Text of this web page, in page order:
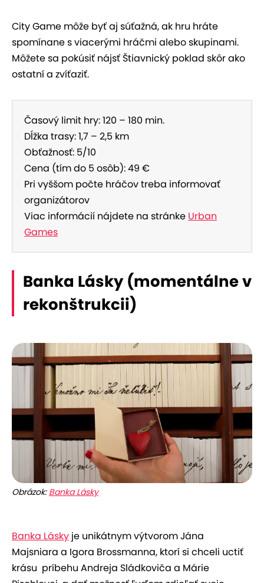
City Game môže byť aj súťažná, ak hru hráte
spomínane s viacerými hráčmi alebo skupinami.
Môžete sa pokúsiť nájsť Štiavnický poklad skôr ako
ostatní a zvíťaziť.
Časový limit hry: 120 – 180 min.
Dĺžka trasy: 1,7 – 2,5 km
Obťažnosť: 5/10
Cena (tím do 5 osôb): 49 €
Pri vyššom počte hráčov treba informovať
organizátorov
Viac informácií nájdete na stránke Urban
Games
Banka Lásky (momentálne v
rekonštrukcii)
Obrázok: Banka Lásky
Banka Lásky je unikátnym výtvorom Jána
Majsniara a Igora Brossmanna, ktorí si chceli uctiť
krásu príbehu Andreja Sládkoviča a Márie